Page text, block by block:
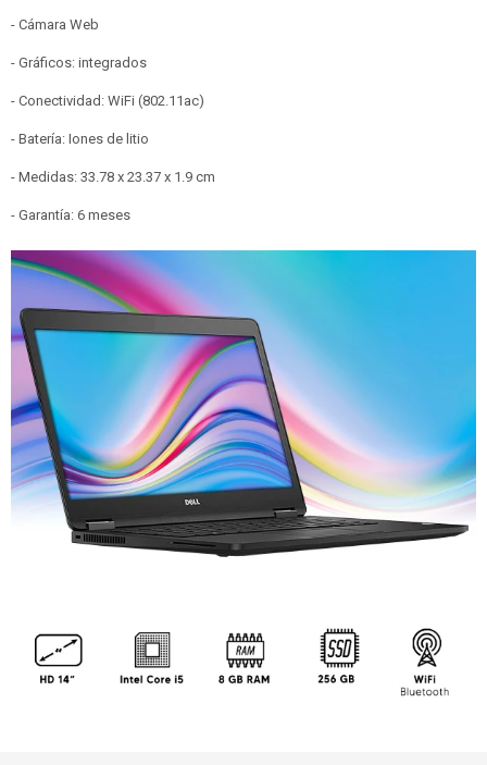
- Cámara Web
- Gráficos: integrados
- Conectividad: WiFi (802.11ac)
- Batería: Iones de litio
- Medidas: 33.78 x 23.37 x 1.9 cm
- Garantía: 6 meses